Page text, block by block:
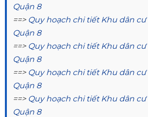
Quận 8
==> Quy hoạch chi tiết Khu dân cư
Quận 8
==> Quy hoạch chi tiết Khu dân cư
Quận 8
==> Quy hoạch chi tiết Khu dân cư
Quận 8
==> Quy hoạch chi tiết Khu dân cư
Quận 8